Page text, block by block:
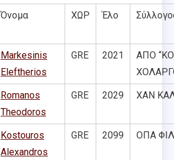
Όνομα ΧΩΡ Έλο
Markesinis
Eleftherios
GRE 2021
ΑΠΟ
Romanos
Theodoros
GRE 2029 ΧΑΝ
Kostouros
Alexandros
GRE 2099 ΟΠΑ